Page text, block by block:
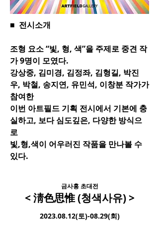
■ 전시소개
조형 요소 “빛, 형, 색”을 주제로 중견 작
가 9명이 모였다.
강상중, 김미경, 김정좌, 김형길, 박진
우, 박철, 송지연, 유민석, 이창분 작가가
참여한
이번 아트필드 기획 전시에서 기본에 충
실하고, 보다 심도깊은, 다양한 방식으
로
빛,형,색이 어우러진 작품을 만나볼 수
있다.
금사홍 초대전​
< 淸色思惟 (청색사유) >
2023.08.12(토)-08.29(회)